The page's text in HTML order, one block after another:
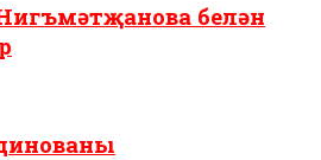
белән